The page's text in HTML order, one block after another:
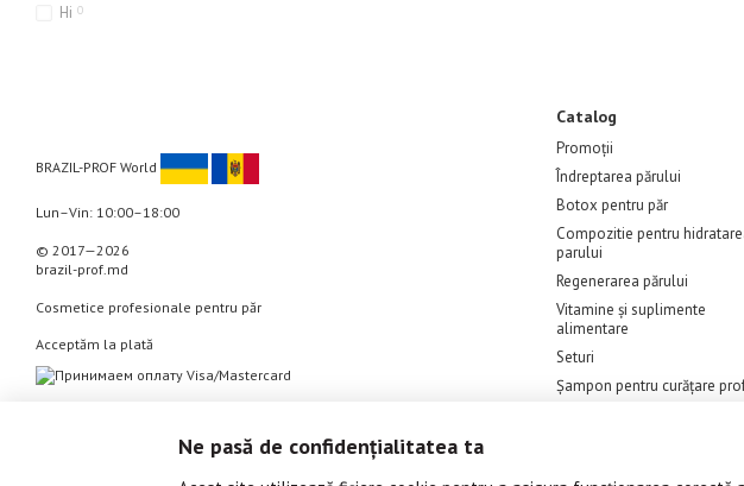
Ні 0
BRAZIL-PROF World
Lun–Vin: 10:00–18:00
© 2017—2026
brazil-prof.md
Cosmetice profesionale pentru păr
Acceptăm la plată
Catalog
Promoții
Îndreptarea părului
Botox pentru păr
Compozitie pentru
parului
Regenerarea părului
Vitamine și suplimente
alimentare
Seturi
Șampon pentru curățare
Ne pasă de confidențialitatea ta